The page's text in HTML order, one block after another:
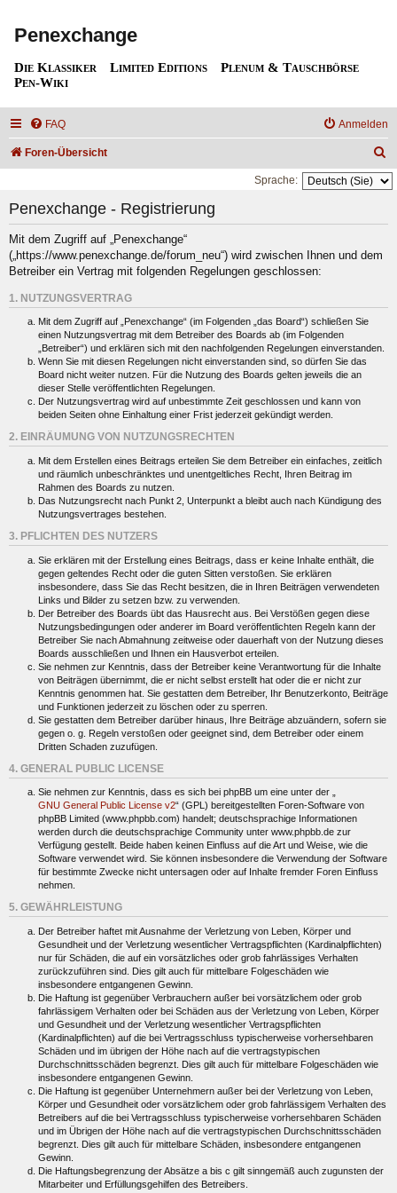
Penexchange
Die Klassiker Limited Editions
Plenum & Tauschbörse
Pen-Wiki
FAQ Anmelden
Foren-Übersicht
u
h
Sprache:
Penexchange - Registrierung
Mit dem Zugriff auf „Penexchange“
(„https://www.penexchange.de/forum_neu“) wird zwischen Ihnen und dem
Betreiber ein Vertrag mit folgenden Regelungen geschlossen:
1. NUTZUNGSVERTRAG
Mit dem Zugriff auf „Penexchange“ (im Folgenden „das Board“) schließen Sie
einen Nutzungsvertrag mit dem Betreiber des Boards ab (im Folgenden
„Betreiber“) und erklären sich mit den nachfolgenden Regelungen einverstanden.
Wenn Sie mit diesen Regelungen nicht einverstanden sind, so dürfen Sie das
Board nicht weiter nutzen. Für die Nutzung des Boards gelten jeweils die an
dieser Stelle veröffentlichten Regelungen.
Der Nutzungsvertrag wird auf unbestimmte Zeit geschlossen und kann von
beiden Seiten ohne Einhaltung einer Frist jederzeit gekündigt werden.
2. EINRÄUMUNG VON NUTZUNGSRECHTEN
Mit dem Erstellen eines Beitrags erteilen Sie dem Betreiber ein einfaches, zeitlich
und räumlich unbeschränktes und unentgeltliches Recht, Ihren Beitrag im
Rahmen des Boards zu nutzen.
Das Nutzungsrecht nach Punkt 2, Unterpunkt a bleibt auch nach Kündigung des
Nutzungsvertrages bestehen.
3. PFLICHTEN DES NUTZERS
Sie erklären mit der Erstellung eines Beitrags, dass er keine Inhalte enthält, die
gegen geltendes Recht oder die guten Sitten verstoßen. Sie erklären
insbesondere, dass Sie das Recht besitzen, die in Ihren Beiträgen verwendeten
Links und Bilder zu setzen bzw. zu verwenden.
Der Betreiber des Boards übt das Hausrecht aus. Bei Verstößen gegen diese
Nutzungsbedingungen oder anderer im Board veröffentlichten Regeln kann der
Betreiber Sie nach Abmahnung zeitweise oder dauerhaft von der Nutzung dieses
Boards ausschließen und Ihnen ein Hausverbot erteilen.
Sie nehmen zur Kenntnis, dass der Betreiber keine Verantwortung für die Inhalte
von Beiträgen übernimmt, die er nicht selbst erstellt hat oder die er nicht zur
Kenntnis genommen hat. Sie gestatten dem Betreiber, Ihr Benutzerkonto, Beiträge
und Funktionen jederzeit zu löschen oder zu sperren.
Sie gestatten dem Betreiber darüber hinaus, Ihre Beiträge abzuändern, sofern sie
gegen o. g. Regeln verstoßen oder geeignet sind, dem Betreiber oder einem
Dritten Schaden zuzufügen.
4. GENERAL PUBLIC LICENSE
Sie nehmen zur Kenntnis, dass es sich bei phpBB um eine unter der „
GNU General Public License v2“ (GPL) bereitgestellten Foren-Software von
phpBB Limited (www.phpbb.com) handelt; deutschsprachige Informationen
werden durch die deutschsprachige Community unter www.phpbb.de zur
Verfügung gestellt. Beide haben keinen Einfluss auf die Art und Weise, wie die
Software verwendet wird. Sie können insbesondere die Verwendung der Software
für bestimmte Zwecke nicht untersagen oder auf Inhalte fremder Foren Einfluss
nehmen.
5. GEWÄHRLEISTUNG
Der Betreiber haftet mit Ausnahme der Verletzung von Leben, Körper und
Gesundheit und der Verletzung wesentlicher Vertragspflichten (Kardinalpflichten)
nur für Schäden, die auf ein vorsätzliches oder grob fahrlässiges Verhalten
zurückzuführen sind. Dies gilt auch für mittelbare Folgeschäden wie
insbesondere entgangenen Gewinn.
Die Haftung ist gegenüber Verbrauchern außer bei vorsätzlichem oder grob
fahrlässigem Verhalten oder bei Schäden aus der Verletzung von Leben, Körper
und Gesundheit und der Verletzung wesentlicher Vertragspflichten
(Kardinalpflichten) auf die bei Vertragsschluss typischerweise vorhersehbaren
Schäden und im übrigen der Höhe nach auf die vertragstypischen
Durchschnittsschäden begrenzt. Dies gilt auch für mittelbare Folgeschäden wie
insbesondere entgangenen Gewinn.
Die Haftung ist gegenüber Unternehmern außer bei der Verletzung von Leben,
Körper und Gesundheit oder vorsätzlichem oder grob fahrlässigem Verhalten des
Betreibers auf die bei Vertragsschluss typischerweise vorhersehbaren Schäden
und im Übrigen der Höhe nach auf die vertragstypischen Durchschnittsschäden
begrenzt. Dies gilt auch für mittelbare Schäden, insbesondere entgangenen
Gewinn.
Die Haftungsbegrenzung der Absätze a bis c gilt sinngemäß auch zugunsten der
Mitarbeiter und Erfüllungsgehilfen des Betreibers.